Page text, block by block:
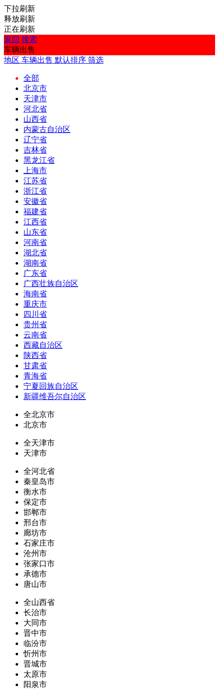
下拉刷新
释放刷新
正在刷新
返回 搜索
车辆出售
地区 车辆出售 默认排序 筛选
全部
北京市
天津市
河北省
山西省
内蒙古自治区
辽宁省
吉林省
黑龙江省
上海市
江苏省
浙江省
安徽省
福建省
江西省
山东省
河南省
湖北省
湖南省
广东省
广西壮族自治区
海南省
重庆市
四川省
贵州省
云南省
西藏自治区
陕西省
甘肃省
青海省
宁夏回族自治区
新疆维吾尔自治区
全北京市
北京市
全天津市
天津市
全河北省
秦皇岛市
衡水市
保定市
邯郸市
邢台市
廊坊市
石家庄市
沧州市
张家口市
承德市
唐山市
全山西省
长治市
大同市
晋中市
临汾市
忻州市
晋城市
太原市
阳泉市